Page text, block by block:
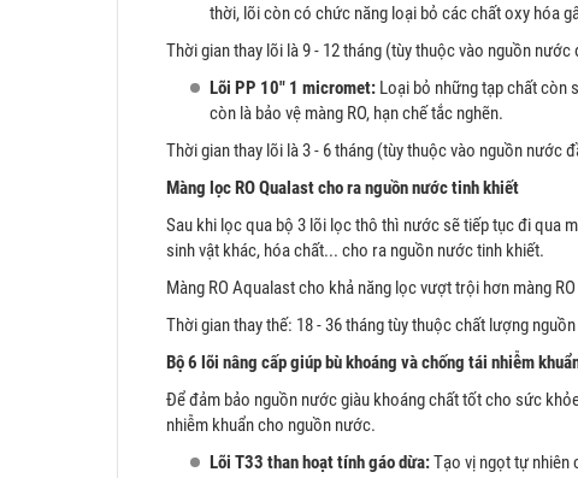
thời, lõi còn có chức năng loại bỏ các chất oxy hóa
Thời gian thay lõi là 9 - 12 tháng (tùy thuộc vào nguồn nước
Lõi PP 10" 1 micromet: Loại bỏ những tạp chất còn
còn là bảo vệ màng RO, hạn chế tắc nghẽn.
Thời gian thay lõi là 3 - 6 tháng (tùy thuộc vào nguồn nước
Màng lọc RO Qualast cho ra nguồn nước tinh khiết
Sau khi lọc qua bộ 3 lõi lọc thô thì nước sẽ tiếp tục đi qua
sinh vật khác, hóa chất... cho ra nguồn nước tinh khiết.
Màng RO Aqualast cho khả năng lọc vượt trội hơn màng
Thời gian thay thế: 18 - 36 tháng tùy thuộc chất lượng
Bộ 6 lõi nâng cấp giúp bù khoáng và chống tái nhiễm
Để đảm bảo nguồn nước giàu khoáng chất tốt cho sức
nhiễm khuẩn cho nguồn nước.
Lõi T33 than hoạt tính gáo dừa:Tạo vị ngọt tự nhiên